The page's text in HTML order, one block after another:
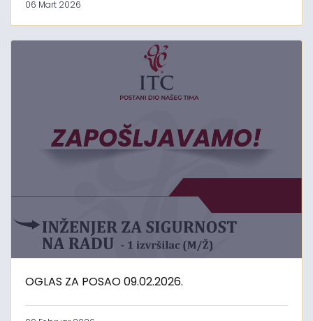
06 Mart 2026
OGLAS ZA POSAO 09.02.2026.